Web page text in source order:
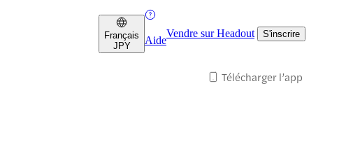
Français
JPY
Aide
Vendre sur Headout S'inscrire
Télécharger l’app